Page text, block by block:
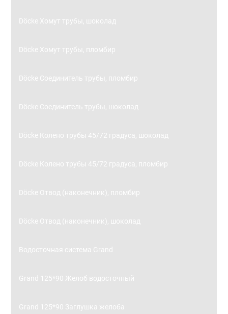
Döcke Хомут трубы, шоколад
Döcke Хомут трубы, пломбир
Döcke Соединитель трубы, пломбир
Döcke Соединитель трубы, шоколад
Döcke Колено трубы 45/72 градуса, шоколад
Döcke Колено трубы 45/72 градуса, пломбир
Döcke Отвод (наконечник), пломбир
Döcke Отвод (наконечник), шоколад
Водосточная система Grand
Grand 125*90 Желоб водосточный
Grand 125*90 Заглушка желоба